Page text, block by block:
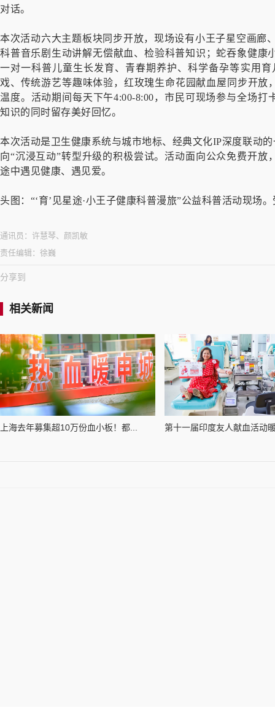
对话。
本次活动六大主题板块同步开放，现场设有小王子星空画廊
科普音乐剧生动讲解无偿献血、检验科普知识；蛇吞象健
一对一科普儿童生长发育、青春期养护、科学备孕等实用
戏、传统游艺等趣味体验，红玫瑰生命花园献血屋同步开
温度。活动期间每天下午4:00-8:00，市民可现场参与全场
知识的同时留存美好回忆。
本次活动是卫生健康系统与城市地标、经典文化IP深度联动
向“沉浸互动”转型升级的积极尝试。活动面向公众免费开
途中遇见健康、遇见爱。
头图： “‘育’见星途·小王子健康科普漫旅”公益科普活动现场。
通讯员： 许慧琴、颜凯敏
责任编辑： 徐巍
分享到
相关新闻
上海去年募集超10万份血小板！都... 第十一届印度友人献血活动